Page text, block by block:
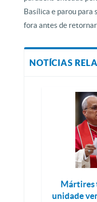
Basílica e parou para
fora antes de retornar
NOTÍCIAS
Mártires
unidade